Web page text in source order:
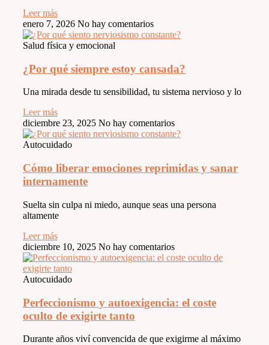
Leer más
enero 7, 2026 No hay comentarios
Salud física y emocional
¿Por qué siempre estoy cansada?
Una mirada desde tu sensibilidad, tu sistema nervioso y lo
Leer más
diciembre 23, 2025 No hay comentarios
Autocuidado
Cómo liberar emociones reprimidas y sanar
internamente
Suelta sin culpa ni miedo, aunque seas una persona
altamente
Leer más
diciembre 10, 2025 No hay comentarios
Autocuidado
Perfeccionismo y autoexigencia: el coste
oculto de exigirte tanto
Durante años viví convencida de que exigirme al máximo